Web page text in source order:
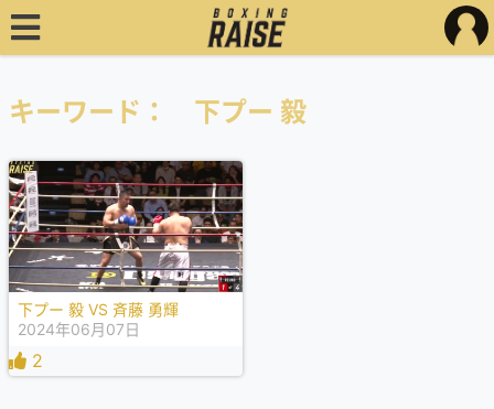
キーワード： 下プー 毅
下プー 毅 VS 斉藤 勇輝
2024年06月07日
2